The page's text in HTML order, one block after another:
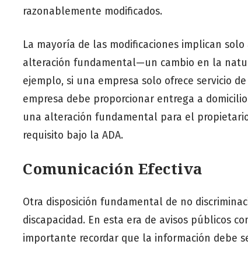
razonablemente modificados.
La mayoría de las modificaciones implican
alteración fundamental—un cambio en la
ejemplo, si una empresa solo ofrece servicio
empresa debe proporcionar entrega a
una alteración fundamental para el
requisito bajo la ADA.
Comunicación Efectiva
Otra disposición fundamental de no
discapacidad. En esta era de avisos públicos
importante recordar que la información debe